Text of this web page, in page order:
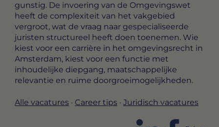
gunstig. De invoering van de Omgevingswet
heeft de complexiteit van het vakgebied
vergroot, wat de vraag naar gespecialiseerde
juristen structureel heeft doen toenemen. Wie
kiest voor een carrière in het omgevingsrecht in
Amsterdam, kiest voor een functie met
inhoudelijke diepgang, maatschappelijke
relevantie en ruime doorgroeimogelijkheden.
Alle vacatures · Career tips · Juridisch vacatures